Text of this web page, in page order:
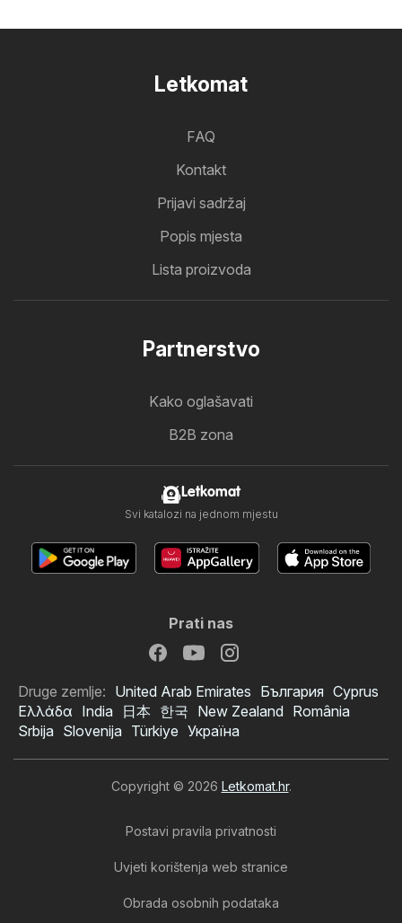
Letkomat
FAQ
Kontakt
Prijavi sadržaj
Popis mjesta
Lista proizvoda
Partnerstvo
Kako oglašavati
B2B zona
Letkomat
Svi katalozi na jednom mjestu
Prati nas
Druge zemlje: United Arab Emirates България Cyprus
Ελλάδα India 日本 한국 New Zealand România
Srbija Slovenija Türkiye Україна
Copyright © 2026 Letkomat.hr.
Postavi pravila privatnosti
Uvjeti korištenja web stranice
Obrada osobnih podataka